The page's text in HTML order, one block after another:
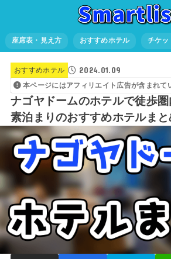
座席表・見え方 おすすめホテル チケッ
おすすめホテル 2024.01.09
本ページにはアフィリエイト広告が含まれて
ナゴヤドームのホテルで徒歩
素泊まりのおすすめホテルまと